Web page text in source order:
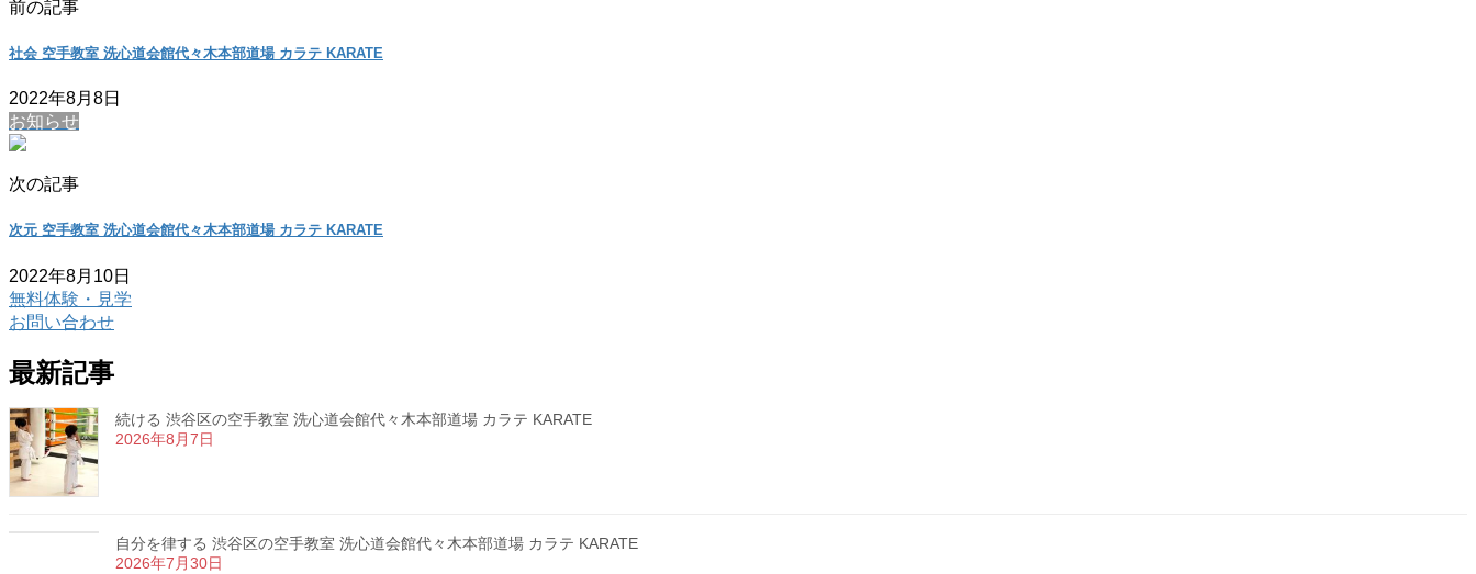
前の記事
社会 空手教室 洗心道会館代々木本部道場 カラテ KARATE
2022年8月8日
お知らせ
次の記事
次元 空手教室 洗心道会館代々木本部道場 カラテ KARATE
2022年8月10日
無料体験・見学
お問い合わせ
最新記事
続ける 渋谷区の空手教室 洗心道会館代々木本部道場 カラテ KARATE
2026年8月7日
自分を律する 渋谷区の空手教室 洗心道会館代々木本部道場 カラテ KARATE
2026年7月30日